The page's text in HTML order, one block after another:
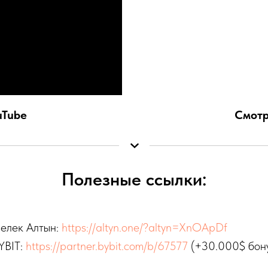
Полезные ссылки:
Алтын: https://altyn.one/?altyn=XnOApDf
https://partner.bybit.com/b/67577 (+30.000$